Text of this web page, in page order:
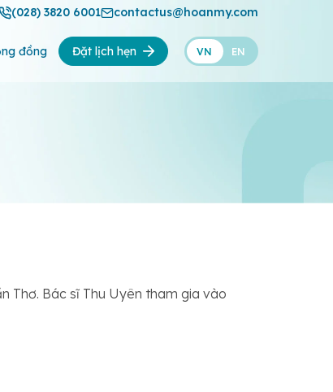
(028) 3820 6001 contactus@hoanmy.com
đồng Đặt lịch hẹn VN EN
Thơ. Bác sĩ Thu Uyên tham gia vào